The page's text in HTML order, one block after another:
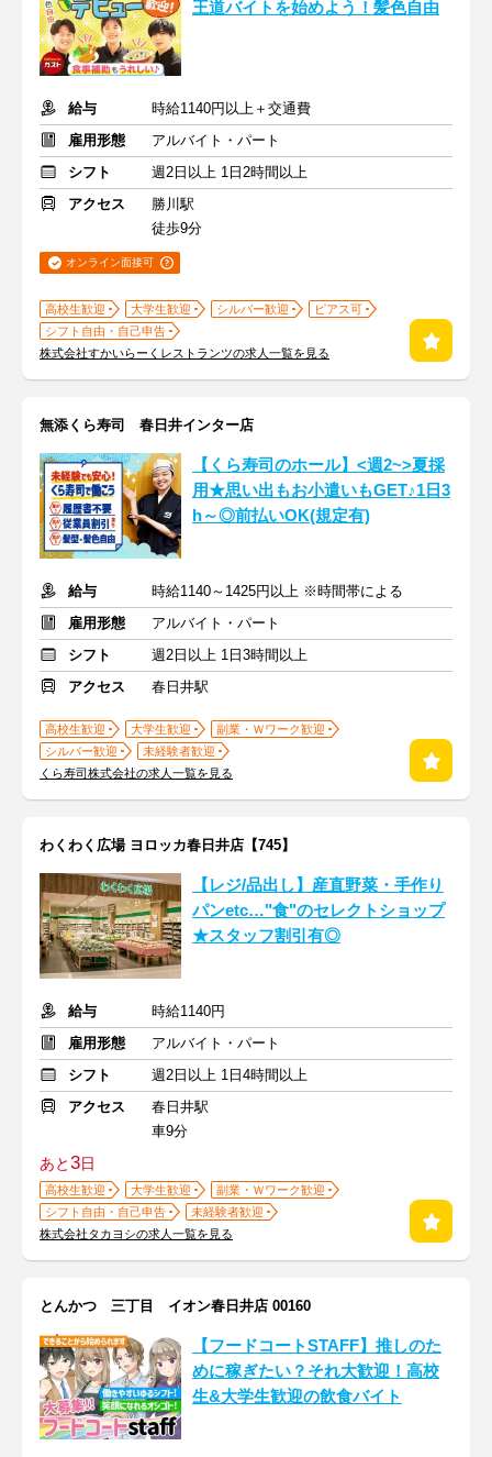
王道バイトを始めよう！髪色自由
給与
時給1140円以上＋交通費
雇用形態
アルバイト・パート
シフト
週2日以上 1日2時間以上
アクセス
勝川駅
徒歩9分
オンライン面接可
高校生歓迎 大学生歓迎 シルバー歓迎
ピアス可
シフト自由・自己申告
株式会社すかいらーくレストランツの求人一覧を見る
無添くら寿司 春日井インター店
【くら寿司のホール】<週2~>夏採
用★思い出もお小遣いもGET♪1日3
h～◎前払いOK(規定有)
給与
時給1140～1425円以上 ※時間帯による
雇用形態
アルバイト・パート
シフト
週2日以上 1日3時間以上
アクセス
春日井駅
高校生歓迎 大学生歓迎
副業・Ｗワーク歓迎
シルバー歓迎
未経験者歓迎
くら寿司株式会社の求人一覧を見る
わくわく広場 ヨロッカ春日井店【745】
【レジ/品出し】産直野菜・手作り
パンetc…"食"のセレクトショップ
★スタッフ割引有◎
給与
時給1140円
雇用形態
アルバイト・パート
シフト
週2日以上 1日4時間以上
アクセス
春日井駅
車9分
あと3日
高校生歓迎 大学生歓迎
副業・Ｗワーク歓迎
シフト自由・自己申告
未経験者歓迎
株式会社タカヨシの求人一覧を見る
とんかつ 三丁目 イオン春日井店 00160
【フードコートSTAFF】推しのた
めに稼ぎたい？それ大歓迎！高校
生&大学生歓迎の飲食バイト